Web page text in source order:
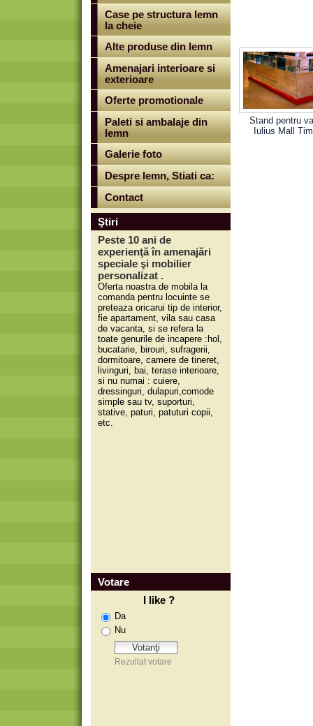
Stand pentru
Iulius Mall
Case pe structura lemn
la cheie
Alte produse din lemn
Amenajari interioare si
exterioare
Oferte promotionale
Paleti si ambalaje din
lemn
Galerie foto
Despre lemn, Stiati ca:
Contact
Ştiri
Peste 10 ani de
experienţă în amenajări
speciale şi mobilier
personalizat .
Oferta noastra de mobila la
comanda pentru locuinte se
preteaza oricarui tip de interior,
fie apartament, vila sau casa
de vacanta, si se refera la
toate genurile de incapere :hol,
bucatarie, birouri, sufragerii,
dormitoare, camere de tineret,
livinguri, bai, terase interioare,
si nu numai : cuiere,
dressinguri, dulapuri,comode
simple sau tv, suporturi,
stative, paturi, patuturi copii,
etc.
Votare